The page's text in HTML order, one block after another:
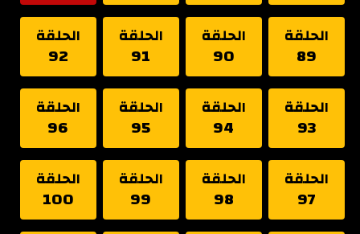
الحلقة
89
الحلقة
90
الحلقة
91
الحلقة
92
الحلقة
93
الحلقة
94
الحلقة
95
الحلقة
96
الحلقة
97
الحلقة
98
الحلقة
99
الحلقة
100